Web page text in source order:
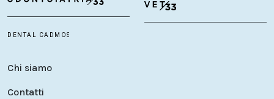
Chi siamo
Contatti